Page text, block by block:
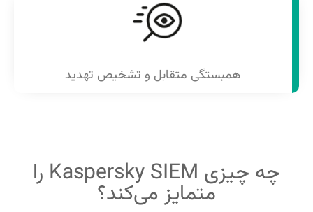
همبستگی متقابل و تشخیص تهدید
چه چیزی Kaspersky SIEM را
متمایز می‌کند؟